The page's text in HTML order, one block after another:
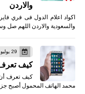
والاردن
والسعودية والاردن اللهم
29 يوليو 2021
كيف
كيف تعرف
محمد الهاتف المحمول أصبح